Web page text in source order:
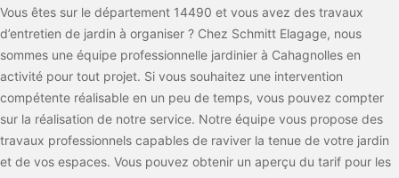
Vous êtes sur le département 14490 et vous avez des travaux
d’entretien de jardin à organiser ? Chez Schmitt Elagage, nous
sommes une équipe professionnelle jardinier à Cahagnolles en
activité pour tout projet. Si vous souhaitez une intervention
compétente réalisable en un peu de temps, vous pouvez compter
sur la réalisation de notre service. Notre équipe vous propose des
travaux professionnels capables de raviver la tenue de votre jardin
et de vos espaces. Vous pouvez obtenir un aperçu du tarif pour les